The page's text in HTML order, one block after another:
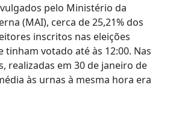
pelo Ministério da
(MAI), cerca de 25,21% dos
inscritos nas eleições
tinham votado até às 12:00. Nas
realizadas em 30 de janeiro de
às urnas à mesma hora era